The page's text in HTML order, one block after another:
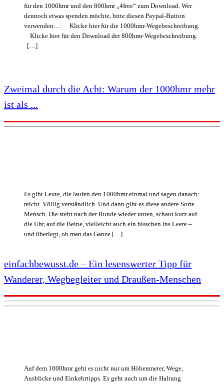
für den 1000hmr und den 800hmr „4free“ zum Download. Wer
dennoch etwas spenden möchte, bitte diesen Paypal-Button
verwenden…: Klicke hier für die 1000hmr-Wegebeschreibung.
Klicke hier für den Download der 800hmr-Wegebeschreibung.
[…]
Es gibt Leute, die laufen den 1000hmr einmal und sagen danach:
reicht. Völlig verständlich. Und dann gibt es diese andere Sorte
Mensch. Die steht nach der Runde wieder unten, schaut kurz auf
die Uhr, auf die Beine, vielleicht auch ein bisschen ins Leere –
und überlegt, ob man das Ganze […]
Zweimal durch die Acht: Warum der 1000hmr mehr
ist als ...
Auf dem 1000hmr geht es nicht nur um Höhenmeter, Wege,
Ausblicke und Einkehrtipps. Es geht auch um die Haltung
einfachbewusst.de – Ein lesenswerter Tipp für
Wanderer, Wegbegleiter und Draußen-Menschen